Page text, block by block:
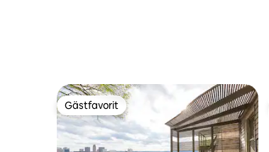
Gästfavorit
Gästfavorit